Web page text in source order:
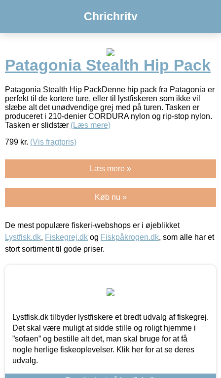
Chrichritv
Patagonia Stealth Hip Pack
Patagonia Stealth Hip PackDenne hip pack fra Patagonia er
perfekt til de kortere ture, eller til lystfiskeren som ikke vil
slæbe alt det unødvendige grej med på turen. Tasken er
produceret i 210-denier CORDURA nylon og rip-stop nylon.
Tasken er slidstær (Læs mere)
799 kr. (Vis fragtpris)
Læs mere »
Køb nu »
De mest populære fiskeri-webshops er i øjeblikket
Lystfisk.dk, Fiskegrej.dk og Fiskpåkrogen.dk, som alle har et
stort sortiment til gode priser.
Lystfisk.dk tilbyder lystfiskere et bredt udvalg af fiskegrej.
Det skal være muligt at sidde stille og roligt hjemme i
”sofaen” og bestille alt det, man skal bruge for at få
nogle herlige fiskeoplevelser. Klik her for at se deres
udvalg.